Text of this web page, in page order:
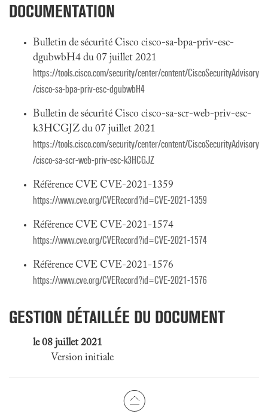
DOCUMENTATION
Bulletin de sécurité Cisco cisco-sa-bpa-priv-esc-
dgubwbH4 du 07 juillet 2021
https://tools.cisco.com/security/center/content/CiscoSecurityAdvisory
/cisco-sa-bpa-priv-esc-dgubwbH4
Bulletin de sécurité Cisco cisco-sa-scr-web-priv-esc-
k3HCGJZ du 07 juillet 2021
https://tools.cisco.com/security/center/content/CiscoSecurityAdvisory
/cisco-sa-scr-web-priv-esc-k3HCGJZ
Référence CVE CVE-2021-1359
https://www.cve.org/CVERecord?id=CVE-2021-1359
Référence CVE CVE-2021-1574
https://www.cve.org/CVERecord?id=CVE-2021-1574
Référence CVE CVE-2021-1576
https://www.cve.org/CVERecord?id=CVE-2021-1576
GESTION DÉTAILLÉE DU DOCUMENT
le 08 juillet 2021
Version initiale